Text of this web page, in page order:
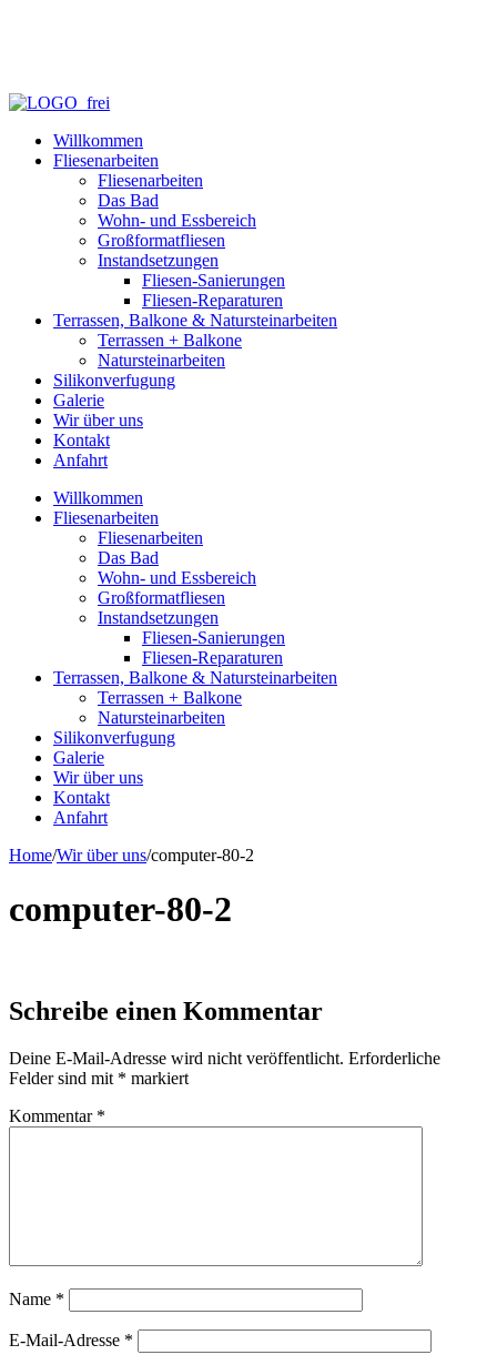
Willkommen
Fliesenarbeiten
Fliesenarbeiten
Das Bad
Wohn- und Essbereich
Großformatfliesen
Instandsetzungen
Fliesen-Sanierungen
Fliesen-Reparaturen
Terrassen, Balkone & Natursteinarbeiten
Terrassen + Balkone
Natursteinarbeiten
Silikonverfugung
Galerie
Wir über uns
Kontakt
Anfahrt
Willkommen
Fliesenarbeiten
Fliesenarbeiten
Das Bad
Wohn- und Essbereich
Großformatfliesen
Instandsetzungen
Fliesen-Sanierungen
Fliesen-Reparaturen
Terrassen, Balkone & Natursteinarbeiten
Terrassen + Balkone
Natursteinarbeiten
Silikonverfugung
Galerie
Wir über uns
Kontakt
Anfahrt
Home/Wir über uns/computer-80-2
computer-80-2
Schreibe einen Kommentar
Deine E-Mail-Adresse wird nicht veröffentlicht. Erforderliche
Felder sind mit * markiert
Kommentar *
Name *
E-Mail-Adresse *